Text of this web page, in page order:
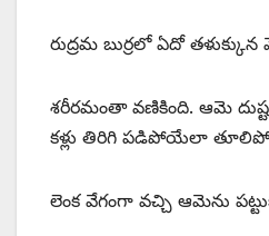
రుద్రమ బుర్రలో ఏదో
శరీరమంతా వణికింది. ఆమె
కళ్లు తిరిగి పడిపోయేలా
లెంక వేగంగా వచ్చి ఆమెను